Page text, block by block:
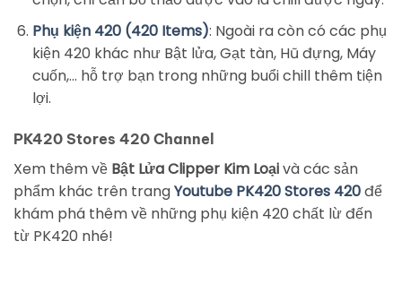
Phụ kiện 420 (420 Items): Ngoài ra còn có các phụ
kiện 420 khác như Bật lửa, Gạt tàn, Hũ đựng, Máy
cuốn,… hỗ trợ bạn trong những buổi chill thêm tiện
lợi.
PK420 Stores 420 Channel
Xem thêm về Bật Lửa Clipper Kim Loạivà các sản
phẩm khác trên trangYoutube PK420 Stores 420để
khám phá thêm về những phụ kiện 420 chất lừ đến
từ PK420 nhé!